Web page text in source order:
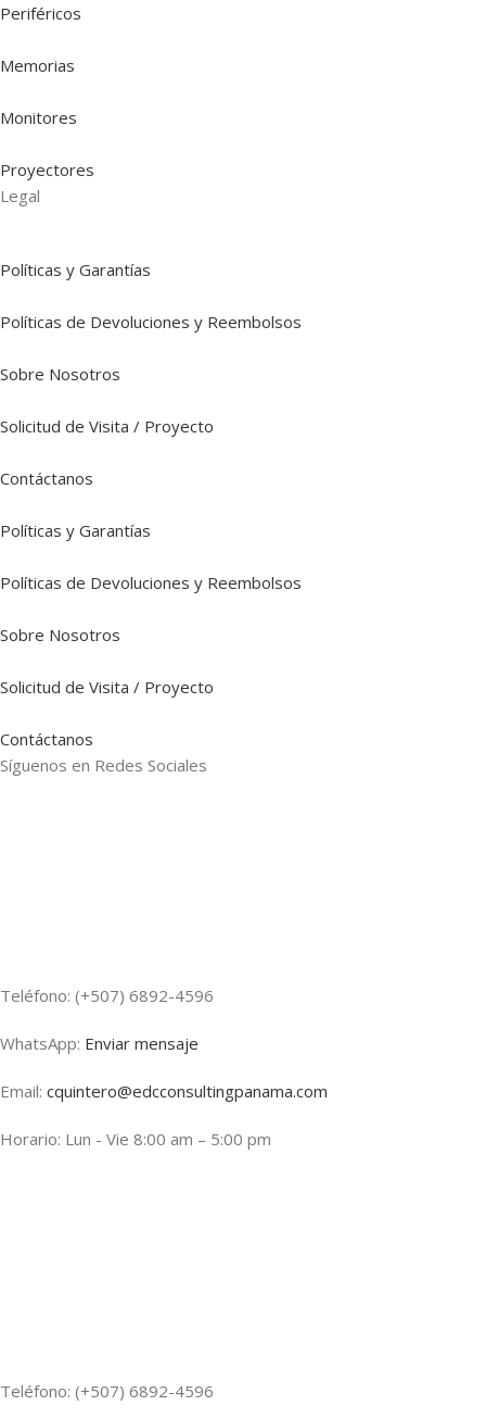
Periféricos
Memorias
Monitores
Proyectores
Legal
Políticas y Garantías
Políticas de Devoluciones y Reembolsos
Sobre Nosotros
Solicitud de Visita / Proyecto
Contáctanos
Políticas y Garantías
Políticas de Devoluciones y Reembolsos
Sobre Nosotros
Solicitud de Visita / Proyecto
Contáctanos
Síguenos en Redes Sociales
Teléfono: (+507) 6892-4596
WhatsApp: Enviar mensaje
Email: cquintero@edcconsultingpanama.com
Horario: Lun - Vie 8:00 am – 5:00 pm
Teléfono: (+507) 6892-4596